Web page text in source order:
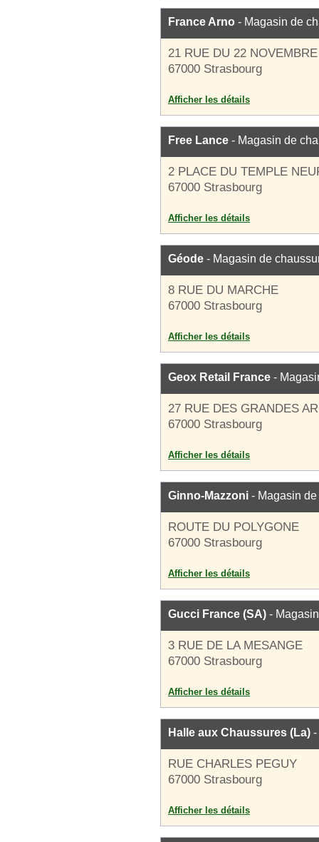
France Arno - Magasin de
21 RUE DU 22 NOVEMBRE
67000 Strasbourg
Afficher les détails
Free Lance - Magasin de
2 PLACE DU TEMPLE
67000 Strasbourg
Afficher les détails
Géode - Magasin de
8 RUE DU MARCHE
67000 Strasbourg
Afficher les détails
Geox Retail France -
27 RUE DES GRANDES
67000 Strasbourg
Afficher les détails
Ginno-Mazzoni - Magasin
ROUTE DU POLYGONE
67000 Strasbourg
Afficher les détails
Gucci France (SA) -
3 RUE DE LA MESANGE
67000 Strasbourg
Afficher les détails
Halle aux Chaussures (La) -
RUE CHARLES PEGUY
67000 Strasbourg
Afficher les détails